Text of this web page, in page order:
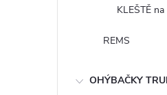
KLEŠTĚ
REMS
OHÝBAČKY